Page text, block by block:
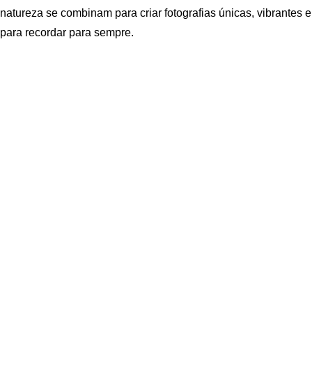
natureza se combinam para criar fotografias únicas, vibrantes e
para recordar para sempre.